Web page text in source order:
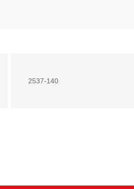
2537-140